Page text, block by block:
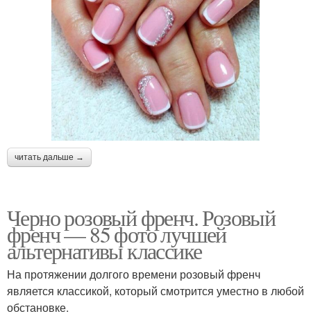
читать дальше →
Черно розовый френч. Розовый
френч — 85 фото лучшей
альтернативы классике
На протяжении долгого времени розовый френч
является классикой, который смотрится уместно в любой
обстановке.